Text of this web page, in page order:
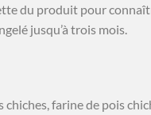
du produit pour
jusqu’à trois mois.
farine de pois